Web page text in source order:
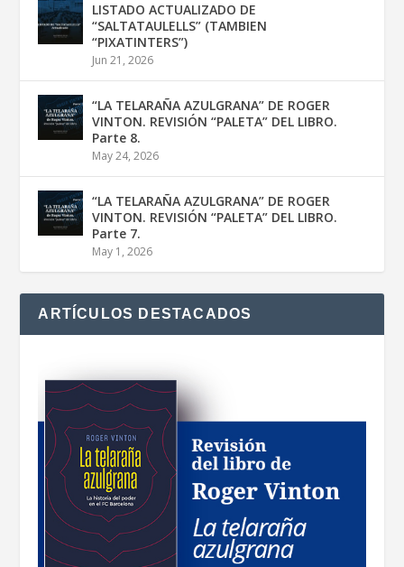
LISTADO ACTUALIZADO DE
“SALTATAULELLS” (TAMBIEN
“PIXATINTERS”)
Jun 21, 2026
“LA TELARAÑA AZULGRANA” DE ROGER
VINTON. REVISIÓN “PALETA” DEL LIBRO.
Parte 8.
May 24, 2026
“LA TELARAÑA AZULGRANA” DE ROGER
VINTON. REVISIÓN “PALETA” DEL LIBRO.
Parte 7.
May 1, 2026
ARTÍCULOS DESTACADOS